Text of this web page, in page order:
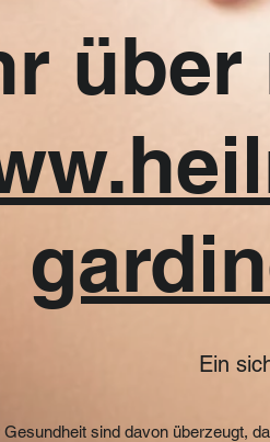
Ein
sind davon überzeugt,